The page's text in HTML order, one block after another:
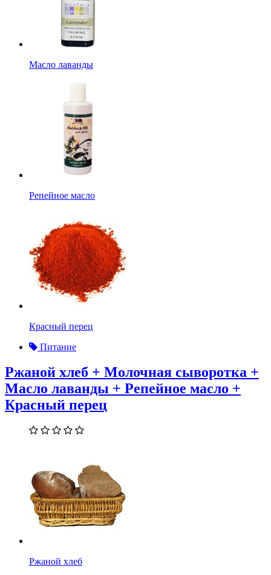
Масло лаванды
Репейное масло
Красный перец
Питание
Ржаной хлеб + Молочная сыворотка +
Масло лаванды + Репейное масло +
Красный перец
Ржаной хлеб